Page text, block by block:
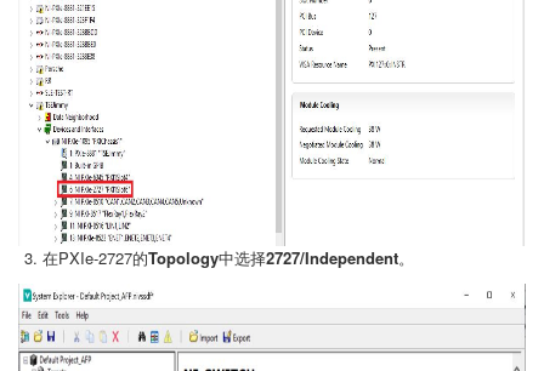
在PXIe-2727的Topology中选择2727/Independent。